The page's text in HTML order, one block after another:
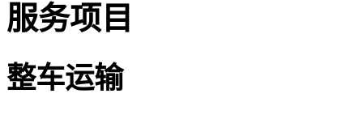
服务项目
整车运输